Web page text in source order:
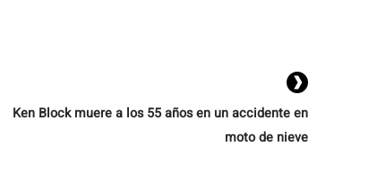
Ken Block muere a los 55 años en un accidente en
moto de nieve